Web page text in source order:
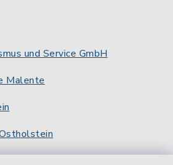
und Service GmbH
Malente